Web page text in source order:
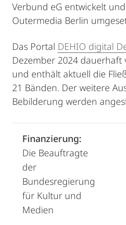
Verbund eG entwickelt
Outermedia Berlin
Das Portal DEHIO digital
Dezember 2024 dauerhaft
und enthält aktuell die
21 Bänden. Der weitere
Bebilderung werden
Finanzierung:
Die Beauftragte
der
Bundesregierung
für Kultur und
Medien